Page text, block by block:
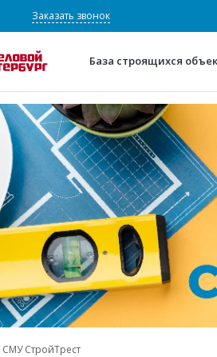
Заказать звонок
База строящихся
СМУ СтройТрест